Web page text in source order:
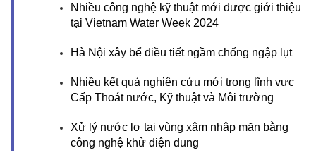
Nhiều công nghệ kỹ thuật mới được giới thiệu
tại Vietnam Water Week 2024
Hà Nội xây bể điều tiết ngầm chống ngập lụt
Nhiều kết quả nghiên cứu mới trong lĩnh vực
Cấp Thoát nước, Kỹ thuật và Môi trường
Xử lý nước lợ tại vùng xâm nhập mặn bằng
công nghệ khử điện dung